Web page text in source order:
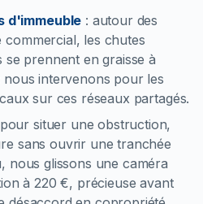
d'immeuble : autour des
les chutes
se prennent en graisse à
nous intervenons pour les
sur ces réseaux partagés.
pour situer une obstruction,
sans ouvrir une tranchée
nous glissons une caméra
à 220 €, précieuse avant